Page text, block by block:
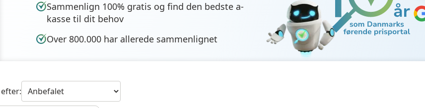
Sammenlign 100% gratis og find den bedste a-
kasse til dit behov
Over 800.000 har allerede sammenlignet